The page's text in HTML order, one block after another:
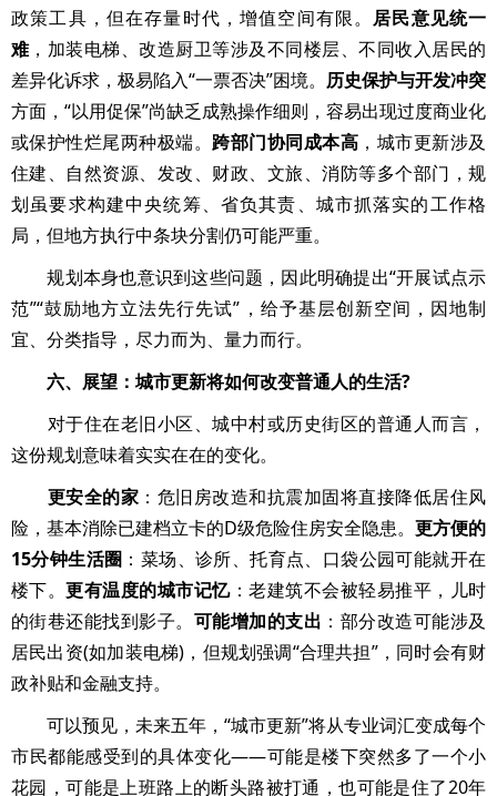
政策工具，但在存量时代，增值空间有限。 居民意见统一
难，加装电梯、改造厨卫等涉及不同楼层、不同收入居民的
差异化诉求，极易陷入“一票否决”困境。 历史保护与开发冲突
方面，“以用促保”尚缺乏成熟操作细则，容易出现过度商业化
或保护性烂尾两种极端。 跨部门协同成本高 ，城市更新涉及
住建、自然资源、发改、财政、文旅、消防等多个部门，规
划虽要求构建中央统筹、省负其责、城市抓落实的工作格
局，但地方执行中条块分割仍可能严重。
规划本身也意识到这些问题，因此明确提出“开展试点示
范”“鼓励地方立法先行先试”，给予基层创新空间，因地制
宜、分类指导，尽力而为、量力而行。
六、展望：城市更新将如何改变普通人的生活?
对于住在老旧小区、城中村或历史街区的普通人而言，
这份规划意味着实实在在的变化。
更安全的家 ：危旧房改造和抗震加固将直接降低居住风
险，基本消除已建档立卡的D级危险住房安全隐患。 更方便的
15分钟生活圈 ：菜场、诊所、托育点、口袋公园可能就开在
楼下。更有温度的城市记忆：老建筑不会被轻易推平，儿时
的街巷还能找到影子。 可能增加的支出 ：部分改造可能涉及
居民出资(如加装电梯)，但规划强调“合理共担”，同时会有财
政补贴和金融支持。
可以预见，未来五年，“城市更新”将从专业词汇变成每个
市民都能感受到的具体变化——可能是楼下突然多了一个小
花园，可能是上班路上的断头路被打通，也可能是住了20年